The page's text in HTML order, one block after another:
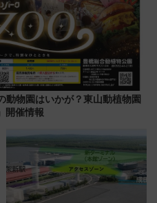
動物園はいかが？東山動植物園
開催情報